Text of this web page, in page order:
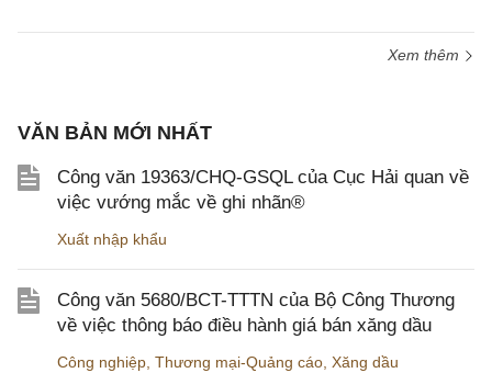
Xem thêm
VĂN BẢN MỚI NHẤT
Công văn 19363/CHQ-GSQL của Cục Hải quan về
việc vướng mắc về ghi nhãn®
Xuất nhập khẩu
Công văn 5680/BCT-TTTN của Bộ Công Thương
về việc thông báo điều hành giá bán xăng dầu
Công nghiệp Thương mại-Quảng cáo Xăng dầu